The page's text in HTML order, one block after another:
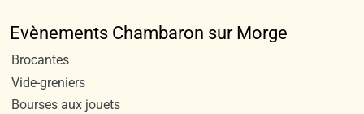
Evènements Chambaron sur Morge
Brocantes
Vide-greniers
Bourses aux jouets